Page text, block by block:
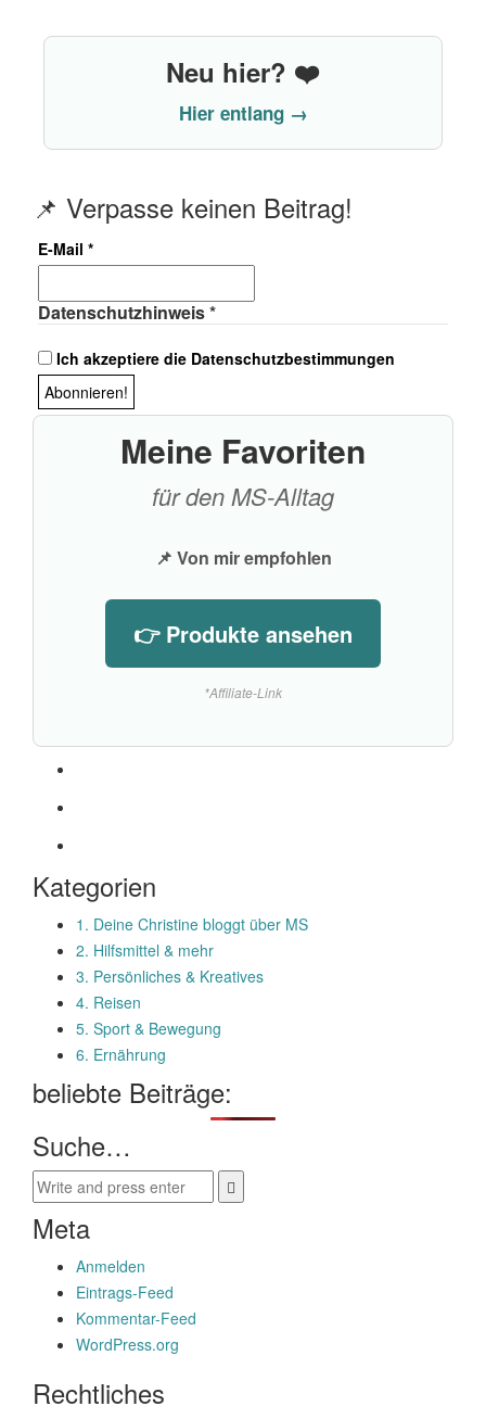
Neu hier? ❤️
Hier entlang →
📌 Verpasse keinen Beitrag!
E-Mail *
Datenschutzhinweis*
Ich akzeptiere die Datenschutzbestimmungen
Meine Favoriten
für den MS-Alltag
📌 Von mir empfohlen
👉 Produkte ansehen
*Affiliate-Link
Kategorien
1. Deine Christine bloggt über MS
2. Hilfsmittel & mehr
3. Persönliches & Kreatives
4. Reisen
5. Sport & Bewegung
6. Ernährung
beliebte Beiträge:
Suche…
Meta
Anmelden
Eintrags-Feed
Kommentar-Feed
WordPress.org
Rechtliches